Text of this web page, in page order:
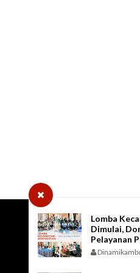
Lomba
Dimulai,
Pelayanan